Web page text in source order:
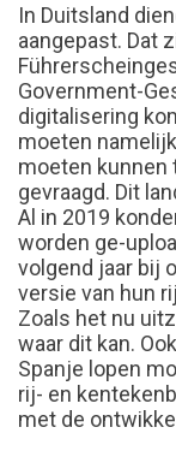
In Duitsland
aangepast. Dat
Government-
digitalisering
moeten
moeten kunnen
gevraagd. Dit
Al in 2019
worden ge-
volgend jaar bij
versie van hun
Zoals het nu
waar dit kan.
Spanje lopen
rij- en
met de